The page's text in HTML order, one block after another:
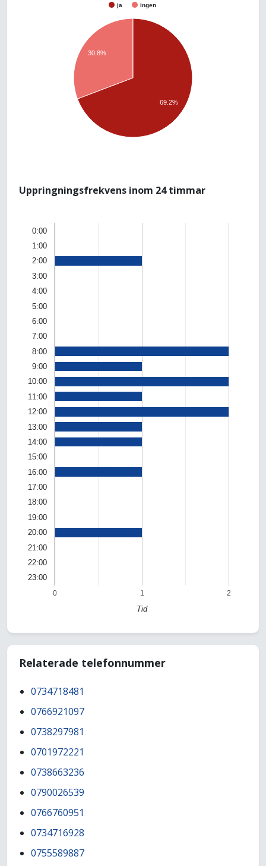
ja ingen
30.8%
69.2%
Uppringningsfrekvens inom 24 timmar
0 1 2
0:00
1:00
2:00
3:00
4:00
5:00
6:00
7:00
8:00
9:00
10:00
11:00
12:00
13:00
14:00
15:00
16:00
17:00
18:00
19:00
20:00
21:00
22:00
23:00
Tid
Relaterade telefonnummer
0734718481
0766921097
0738297981
0701972221
0738663236
0790026539
0766760951
0734716928
0755589887